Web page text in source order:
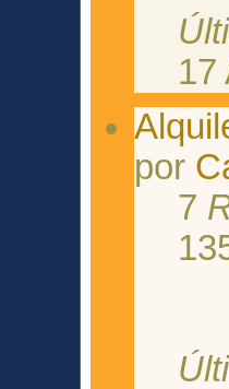
17
por
7